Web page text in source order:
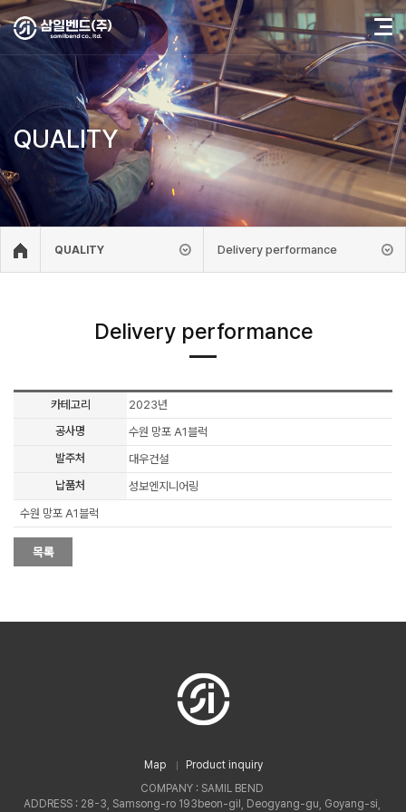
QUALITY
QUALITY Delivery performance
Delivery performance
카테고리
2023년
공사명
수원 망포 A1블럭
발주처
대우건설
납품처
성보엔지니어링
수원 망포 A1블럭
Map
Product inquiry
COMPANY : SAMIL BEND
ADDRESS : 28-3, Samsong-ro 193beon-gil, Deogyang-gu, Goyang-si,